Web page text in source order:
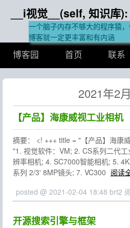
__i视觉__(self, 知识库):
一个脑子内存不够大的程序猿
博客就一定更丰富和有内涵
博客园 首页 联系
2021年2
【产品】海康威视工业相机
摘要： <! +++ title = "【产品】海康
"1. 视觉软件：VM; 2. CS系列二代
辨率相机; 4. SC7000智能相机; 5.
系列 2/3' 8MP镜头; 7. VC300 阅读
posted @ 2021-02-04 18:48 brt2
开源搜索引擎与框架